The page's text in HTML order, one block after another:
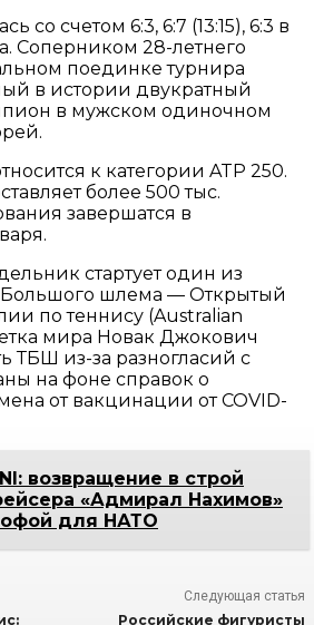
со счетом 6:3, 6:7 (13:15), 6:3 в
Соперником 28-летнего
поединке турнира
в истории двукратный
в мужском одиночном
к категории ATP 250.
более 500 тыс.
завершатся в
стартует один из
Большого шлема — Открытый
по теннису (Australian
мира Новак Джокович
ТБШ из-за разногласий с
на фоне справок о
от вакцинации от COVID-
NI: возвращение в строй
«Адмирал Нахимов»
для НАТО
Следующая статья
Российские фигуристы